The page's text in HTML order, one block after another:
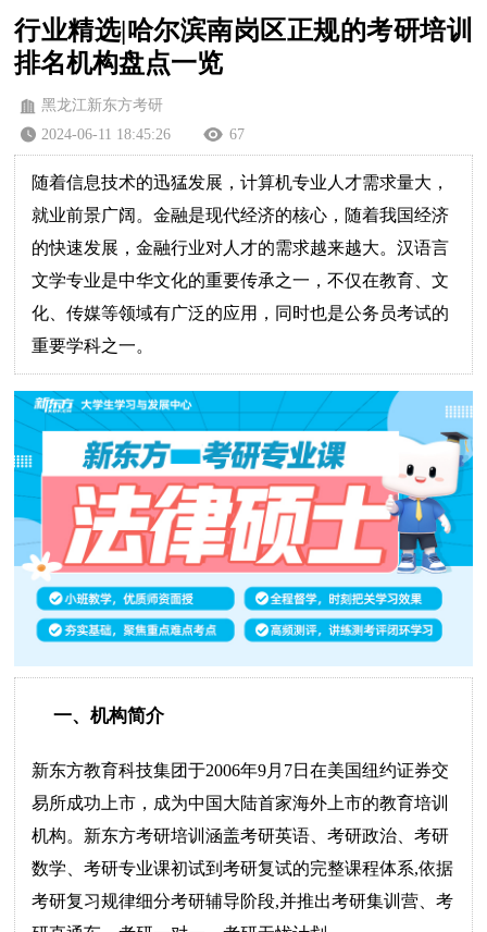
行业精选|哈尔滨南岗区正规的考研培训
排名机构盘点一览
黑龙江新东方考研
2024-06-11 18:45:26
67
随着信息技术的迅猛发展，计算机专业人才需求量大，
就业前景广阔。金融是现代经济的核心，随着我国经济
的快速发展，金融行业对人才的需求越来越大。汉语言
文学专业是中华文化的重要传承之一，不仅在教育、文
化、传媒等领域有广泛的应用，同时也是公务员考试的
重要学科之一。
一、机构简介
新东方教育科技集团于2006年9月7日在美国纽约证券交
易所成功上市，成为中国大陆首家海外上市的教育培训
机构。新东方考研培训涵盖考研英语、考研政治、考研
数学、考研专业课初试到考研复试的完整课程体系,依据
考研复习规律细分考研辅导阶段,并推出考研集训营、考